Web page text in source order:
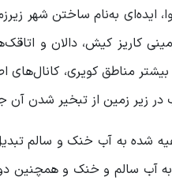
ایده‌ای به‌نام ساختن شهر
کاریز کیش، دالان و
مناطق کویری، کانال‌های
زیر زمین از تبخیر شدن آن
شده به آب خنک و سالم
آب سالم و خنک و همچنین